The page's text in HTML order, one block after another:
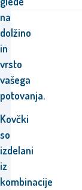
na
dolžino
in
vrsto
vašega
potovanja.
Kovčki
so
izdelani
iz
kombinacije